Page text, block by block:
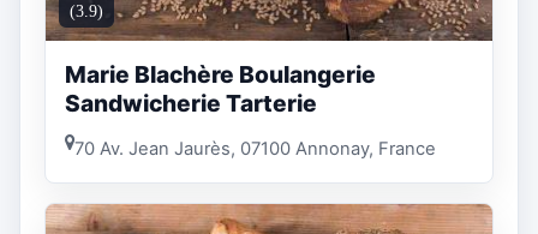
(3.9)
Marie Blachère Boulangerie
Sandwicherie Tarterie
70 Av. Jean Jaurès, 07100 Annonay, France